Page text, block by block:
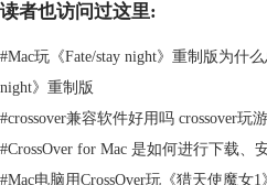
图2：虚
最后就是类虚拟机，类虚拟机会损坏
读者也访问过这里:
#Mac玩《Fate/stay night》重制版为什
night》重制版
#crossover兼容软件好用吗 crossover玩
#CrossOver for Mac 是如何进行下载、
#Mac电脑用CrossOver玩《猎天使魔女